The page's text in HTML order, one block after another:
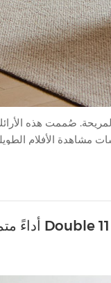
صُممت هذه
مشاهدة الأفلام